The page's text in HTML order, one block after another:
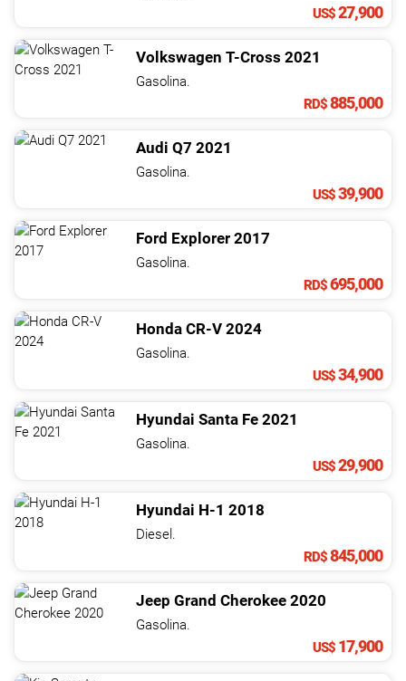
US$27,900
Volkswagen T-Cross 2021
Gasolina.
RD$885,000
Audi Q7 2021
Gasolina.
US$39,900
Ford Explorer 2017
Gasolina.
RD$695,000
Honda CR-V 2024
Gasolina.
US$34,900
Hyundai Santa Fe 2021
Gasolina.
US$29,900
Hyundai H-1 2018
Diesel.
RD$845,000
Jeep Grand Cherokee 2020
Gasolina.
US$ 17,900